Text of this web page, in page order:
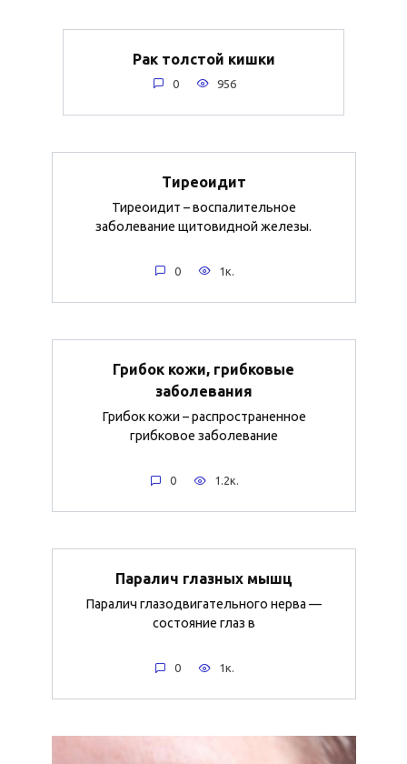
Рак толстой кишки
0 956
Тиреоидит
Тиреоидит – воспалительное
заболевание щитовидной железы.
0 1к.
Грибок кожи, грибковые
заболевания
Грибок кожи – распространенное
грибковое заболевание
0 1.2к.
Паралич глазных мышц
Паралич глазодвигательного нерва —
состояние глаз в
0 1к.